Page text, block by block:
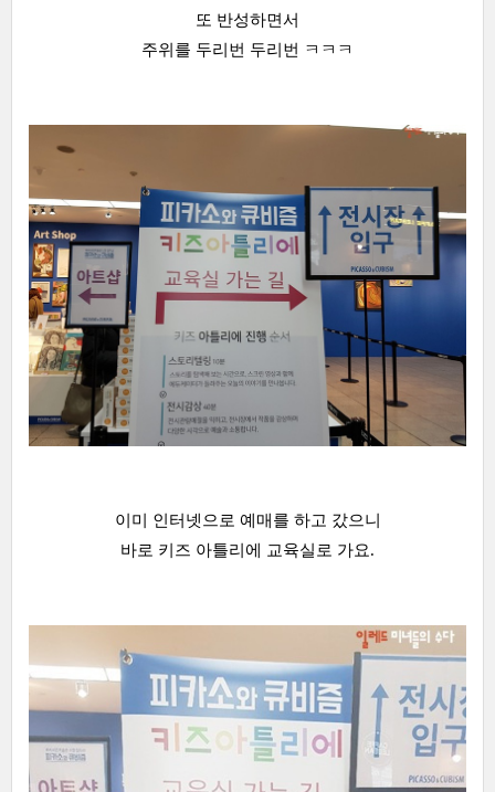
또 반성하면서
주위를 두리번 두리번 ㅋㅋㅋ
이미 인터넷으로 예매를 하고 갔으니
바로 키즈 아틀리에 교육실로 가요.